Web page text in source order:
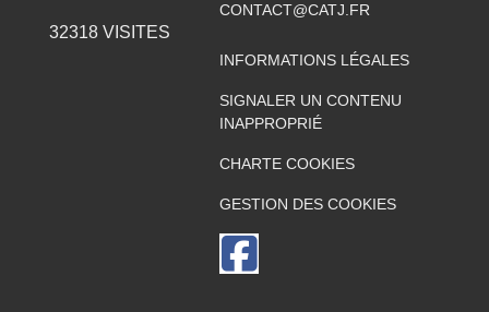
32318VISITES
CONTACT@CATJ.FR
INFORMATIONS LÉGALES
SIGNALER UN CONTENU
INAPPROPRIÉ
CHARTE COOKIES
GESTION DES COOKIES